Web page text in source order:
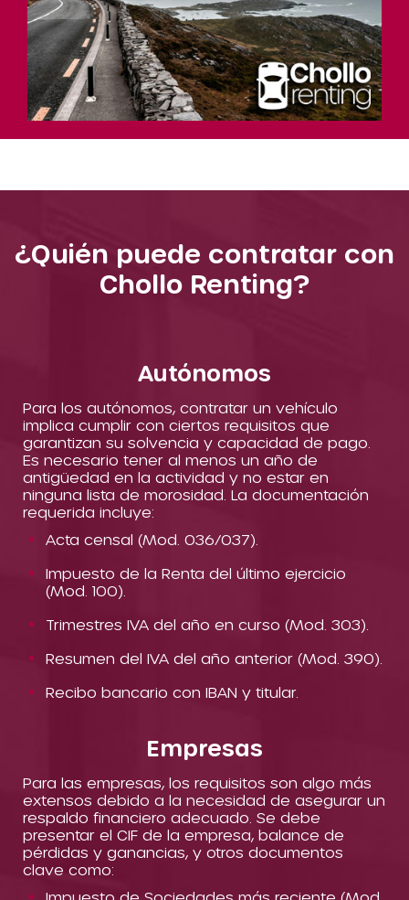
¿Quién puede contratar con
Chollo Renting?
Autónomos
Para los autónomos, contratar un vehículo
implica cumplir con ciertos requisitos que
garantizan su solvencia y capacidad de pago.
Es necesario tener al menos un año de
antigüedad en la actividad y no estar en
ninguna lista de morosidad. La documentación
requerida incluye:
Acta censal (Mod. 036/037).
Impuesto de la Renta del último ejercicio
(Mod. 100).
Trimestres IVA del año en curso (Mod. 303).
Resumen del IVA del año anterior (Mod. 390).
Recibo bancario con IBAN y titular.
Empresas
Para las empresas, los requisitos son algo más
extensos debido a la necesidad de asegurar un
respaldo financiero adecuado. Se debe
presentar el CIF de la empresa, balance de
pérdidas y ganancias, y otros documentos
clave como: